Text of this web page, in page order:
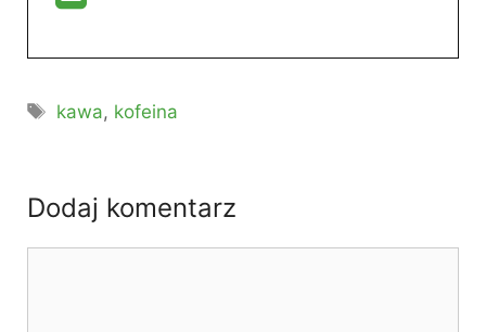
Tagi
kawa, kofeina
Dodaj komentarz